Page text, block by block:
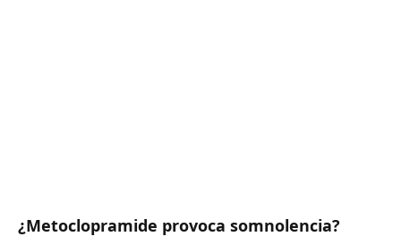
¿Metoclopramide provoca somnolencia?